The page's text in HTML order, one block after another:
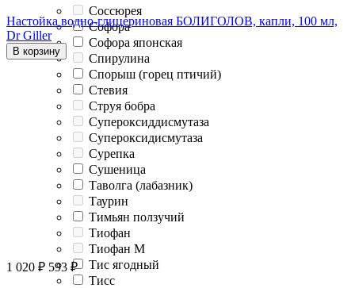
Соссюрея
Софора
Софора японская
Спирулина
Спорыш (горец птичий)
Стевия
Струя бобра
Супероксиддисмутаза
Супероксидисмутаза
Сурепка
Сушеница
Таволга (лабазник)
Таурин
Тимьян ползучий
Тиофан
Тиофан М
Тис ягодный
Тисс
Настойка водно-глицериновая БОЛИГОЛОВ, капли, 100 мл,
Dr Giller
В корзину
1 020 ₽ 593 ₽